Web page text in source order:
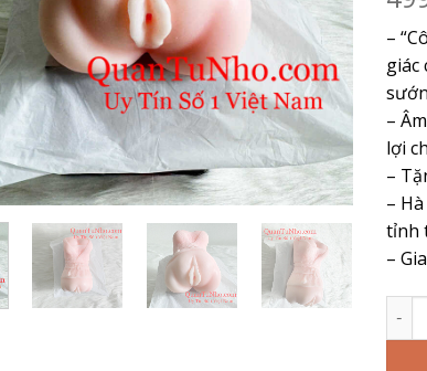
–
giác
–
lợi
–
–
tỉnh
–